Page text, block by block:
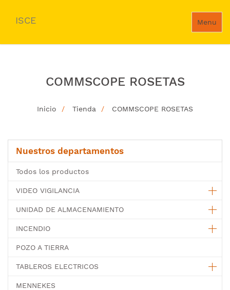
Menu
ISCE
COMMSCOPE ROSETAS
Inicio Tienda COMMSCOPE ROSETAS
Nuestros departamentos
Todos los productos
VIDEO VIGILANCIA
UNIDAD DE ALMACENAMIENTO
INCENDIO
POZO A TIERRA
TABLEROS ELECTRICOS
MENNEKES